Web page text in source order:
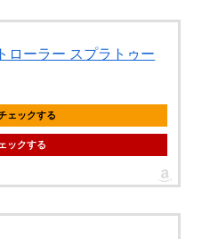
ローラー スプラトゥー
ェックする
ックする